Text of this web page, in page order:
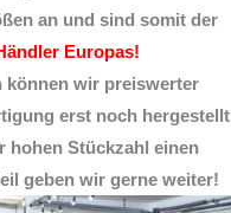
an und sind somit der
Europas!
können wir preiswerter
erst noch hergestellt
hohen Stückzahl einen
geben wir gerne weiter!